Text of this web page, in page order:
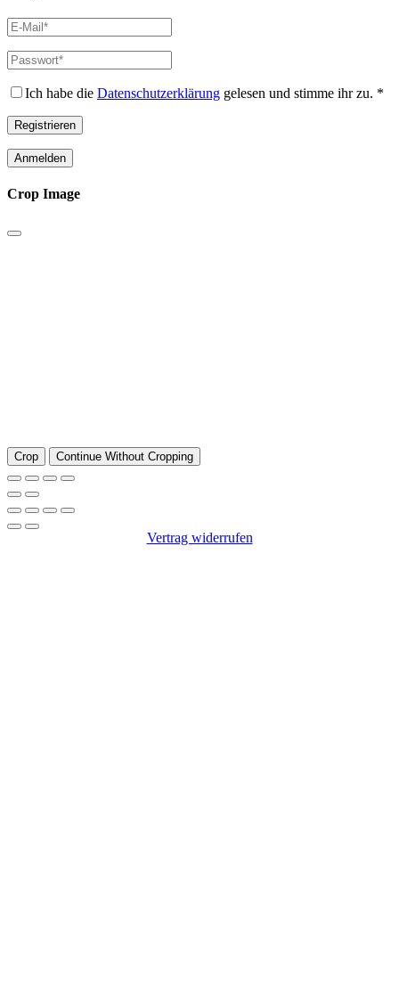
E-
Mail-
Adresse*
Erforderlich
Passwort*
Erforderlich
Ich habe die Datenschutzerklärung gelesen und stimme ihr zu. *
Registrieren
Anmelden
Crop Image
Crop Continue Without Cropping
Vertrag widerrufen